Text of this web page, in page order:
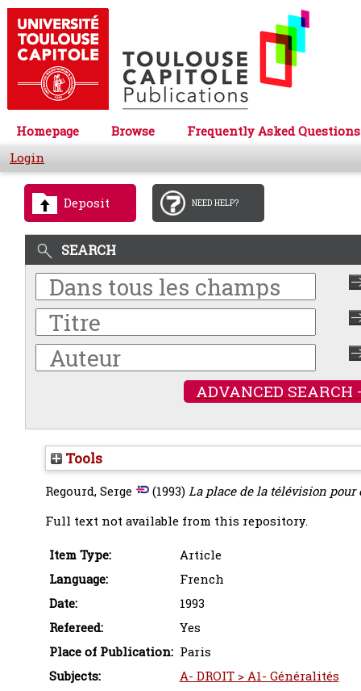
Homepage Browse
Frequently Asked Questions
Login
Deposit NEED HELP?
SEARCH
ADVANCED SEARCH
Tools
Regourd, Serge (1993)La place de la télévision pour
Full text not available from this repository.
Item Type:
Article
Language:
French
Date:
1993
Refereed:
Yes
Place of Publication: Paris
Subjects:
A- DROIT > A1- Généralités